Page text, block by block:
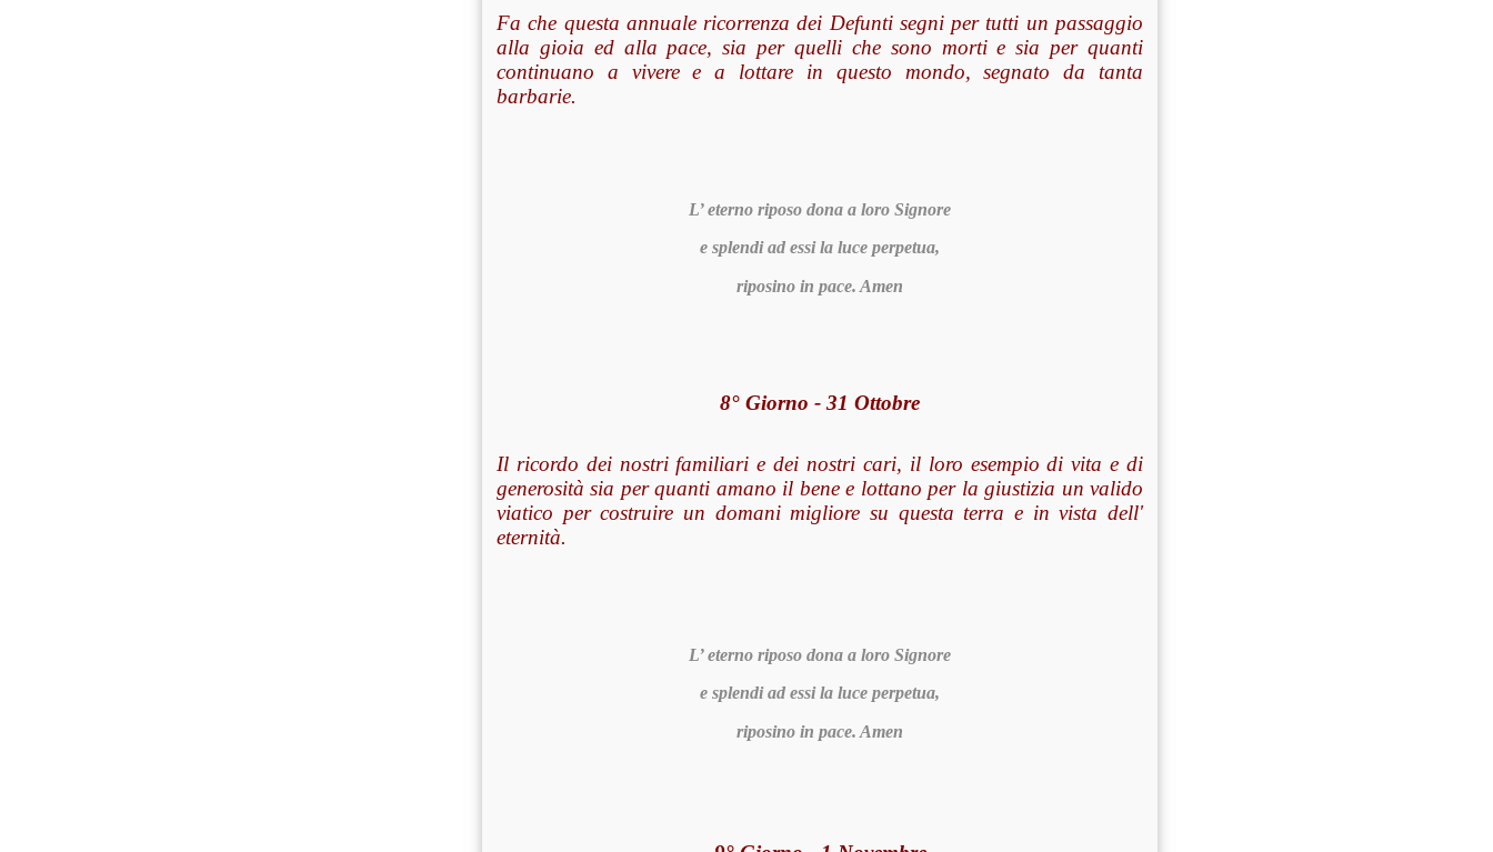
Fa che questa annuale ricorrenza dei Defunti segni per tutti un passaggio
alla gioia ed alla pace, sia per quelli che sono morti e sia per quanti
continuano a vivere e a lottare in questo mondo, segnato da tanta
barbarie.
L’ eterno riposo dona a loro Signore
e splendi ad essi la luce perpetua,
riposino in pace. Amen
8° Giorno - 31 Ottobre
Il ricordo dei nostri familiari e dei nostri cari, il loro esempio di vita e di
generosità sia per quanti amano il bene e lottano per la giustizia un valido
viatico per costruire un domani migliore su questa terra e in vista dell'
eternità.
L’ eterno riposo dona a loro Signore
e splendi ad essi la luce perpetua,
riposino in pace. Amen